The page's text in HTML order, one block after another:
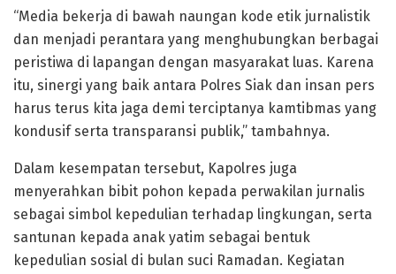
“Media bekerja di bawah naungan kode etik jurnalistik
dan menjadi perantara yang menghubungkan berbagai
peristiwa di lapangan dengan masyarakat luas. Karena
itu, sinergi yang baik antara Polres Siak dan insan pers
harus terus kita jaga demi terciptanya kamtibmas yang
kondusif serta transparansi publik,” tambahnya.
Dalam kesempatan tersebut, Kapolres juga
menyerahkan bibit pohon kepada perwakilan jurnalis
sebagai simbol kepedulian terhadap lingkungan, serta
santunan kepada anak yatim sebagai bentuk
kepedulian sosial di bulan suci Ramadan. Kegiatan